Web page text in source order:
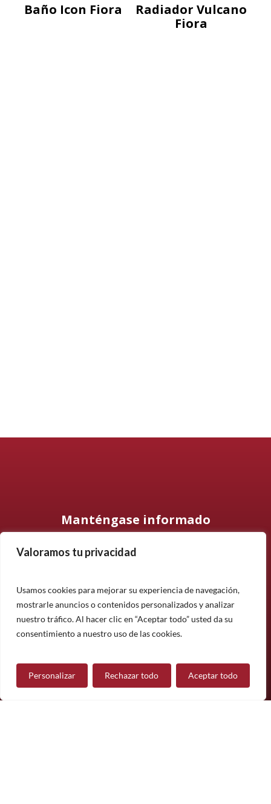
Valoramos tu privacidad
Usamos cookies para mejorar su experiencia de navegación,
mostrarle anuncios o contenidos personalizados y analizar
nuestro tráfico. Al hacer clic en “Aceptar todo” usted da su
consentimiento a nuestro uso de las cookies.
Personalizar Rechazar todo Aceptar todo
Baño Icon Fiora
Radiador Vulcano
Fiora
Manténgase informado
Suscríbase a nuestro boletín informativo y manténgase
noticias.
Suscríbete
¿Tiene alguna pregunta?
Contáctanos